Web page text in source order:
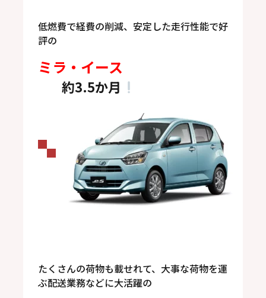
低燃費で経費の削減、安定した走行性能で好
評の
ミラ・イース
約3.5か月
たくさんの荷物も載せれて、大事な荷物を運
ぶ配送業務などに大活躍の